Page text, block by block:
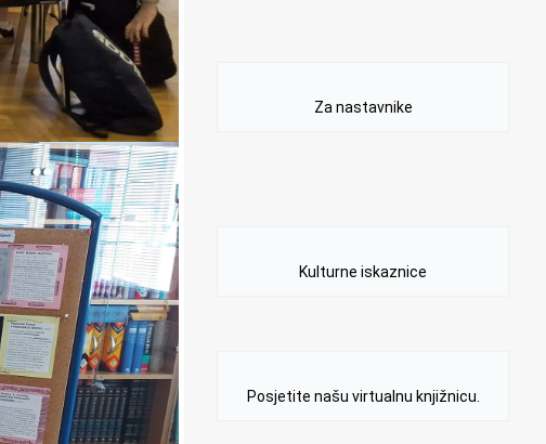
Za nastavnike
Kulturne iskaznice
Posjetite našu virtualnu knjižnicu.